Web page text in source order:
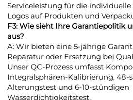
Serviceleistung für die
Logos auf Produkten und
F3: Wie sieht Ihre Garantiepolitik
aus?
A: Wir bieten eine 5-jährige
Reparatur oder Ersetzung bei
Unser QC-Prozess umfasst
Integralsphären-Kalibrierung, 48-
Alterungstest und 6-10-stündigen
Wasserdichtigkeitstest.